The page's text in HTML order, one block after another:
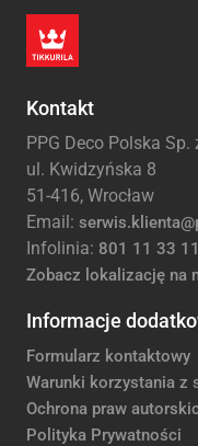
Kontakt
PPG Deco Polska Sp.
ul. Kwidzyńska 8
51-416, Wrocław
Email:
Infolinia: 801 11 33 11
Zobacz lokalizację na
Informacje
Formularz kontaktowy
Warunki korzystania z
Ochrona praw
Polityka Prywatności